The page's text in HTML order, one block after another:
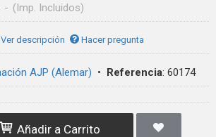
- (Imp. Incluidos)
Ver descripción Hacer pregunta
AJP (Alemar) • Referencia: 60174
Añadir a Carrito